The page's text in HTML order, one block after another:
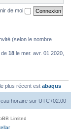
de moi
(selon le nombre
de 18 le mer. avr. 01 2020,
plus récent est abaqus
horaire sur UTC+02:00
Limited